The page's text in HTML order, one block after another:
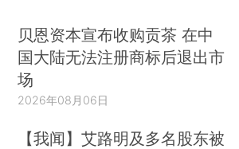
贝恩资本宣布收购贡茶 在中
国大陆无法注册商标后退出市
场
2026年08月06日
【我闻】艾路明及多名股东被